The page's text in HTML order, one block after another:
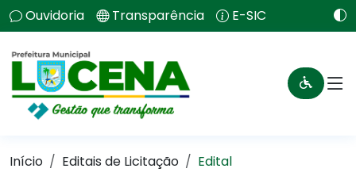
Ouvidoria Transparência E-SIC
Início Editais de Licitação Edital